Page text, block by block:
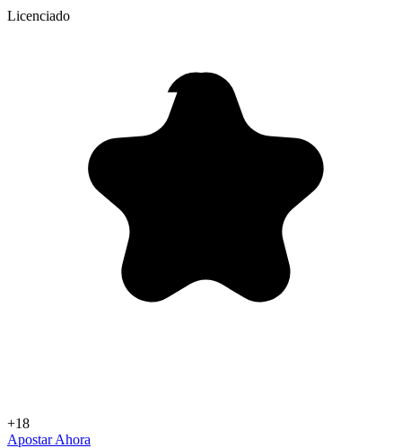
Licenciado
+18
Apostar Ahora